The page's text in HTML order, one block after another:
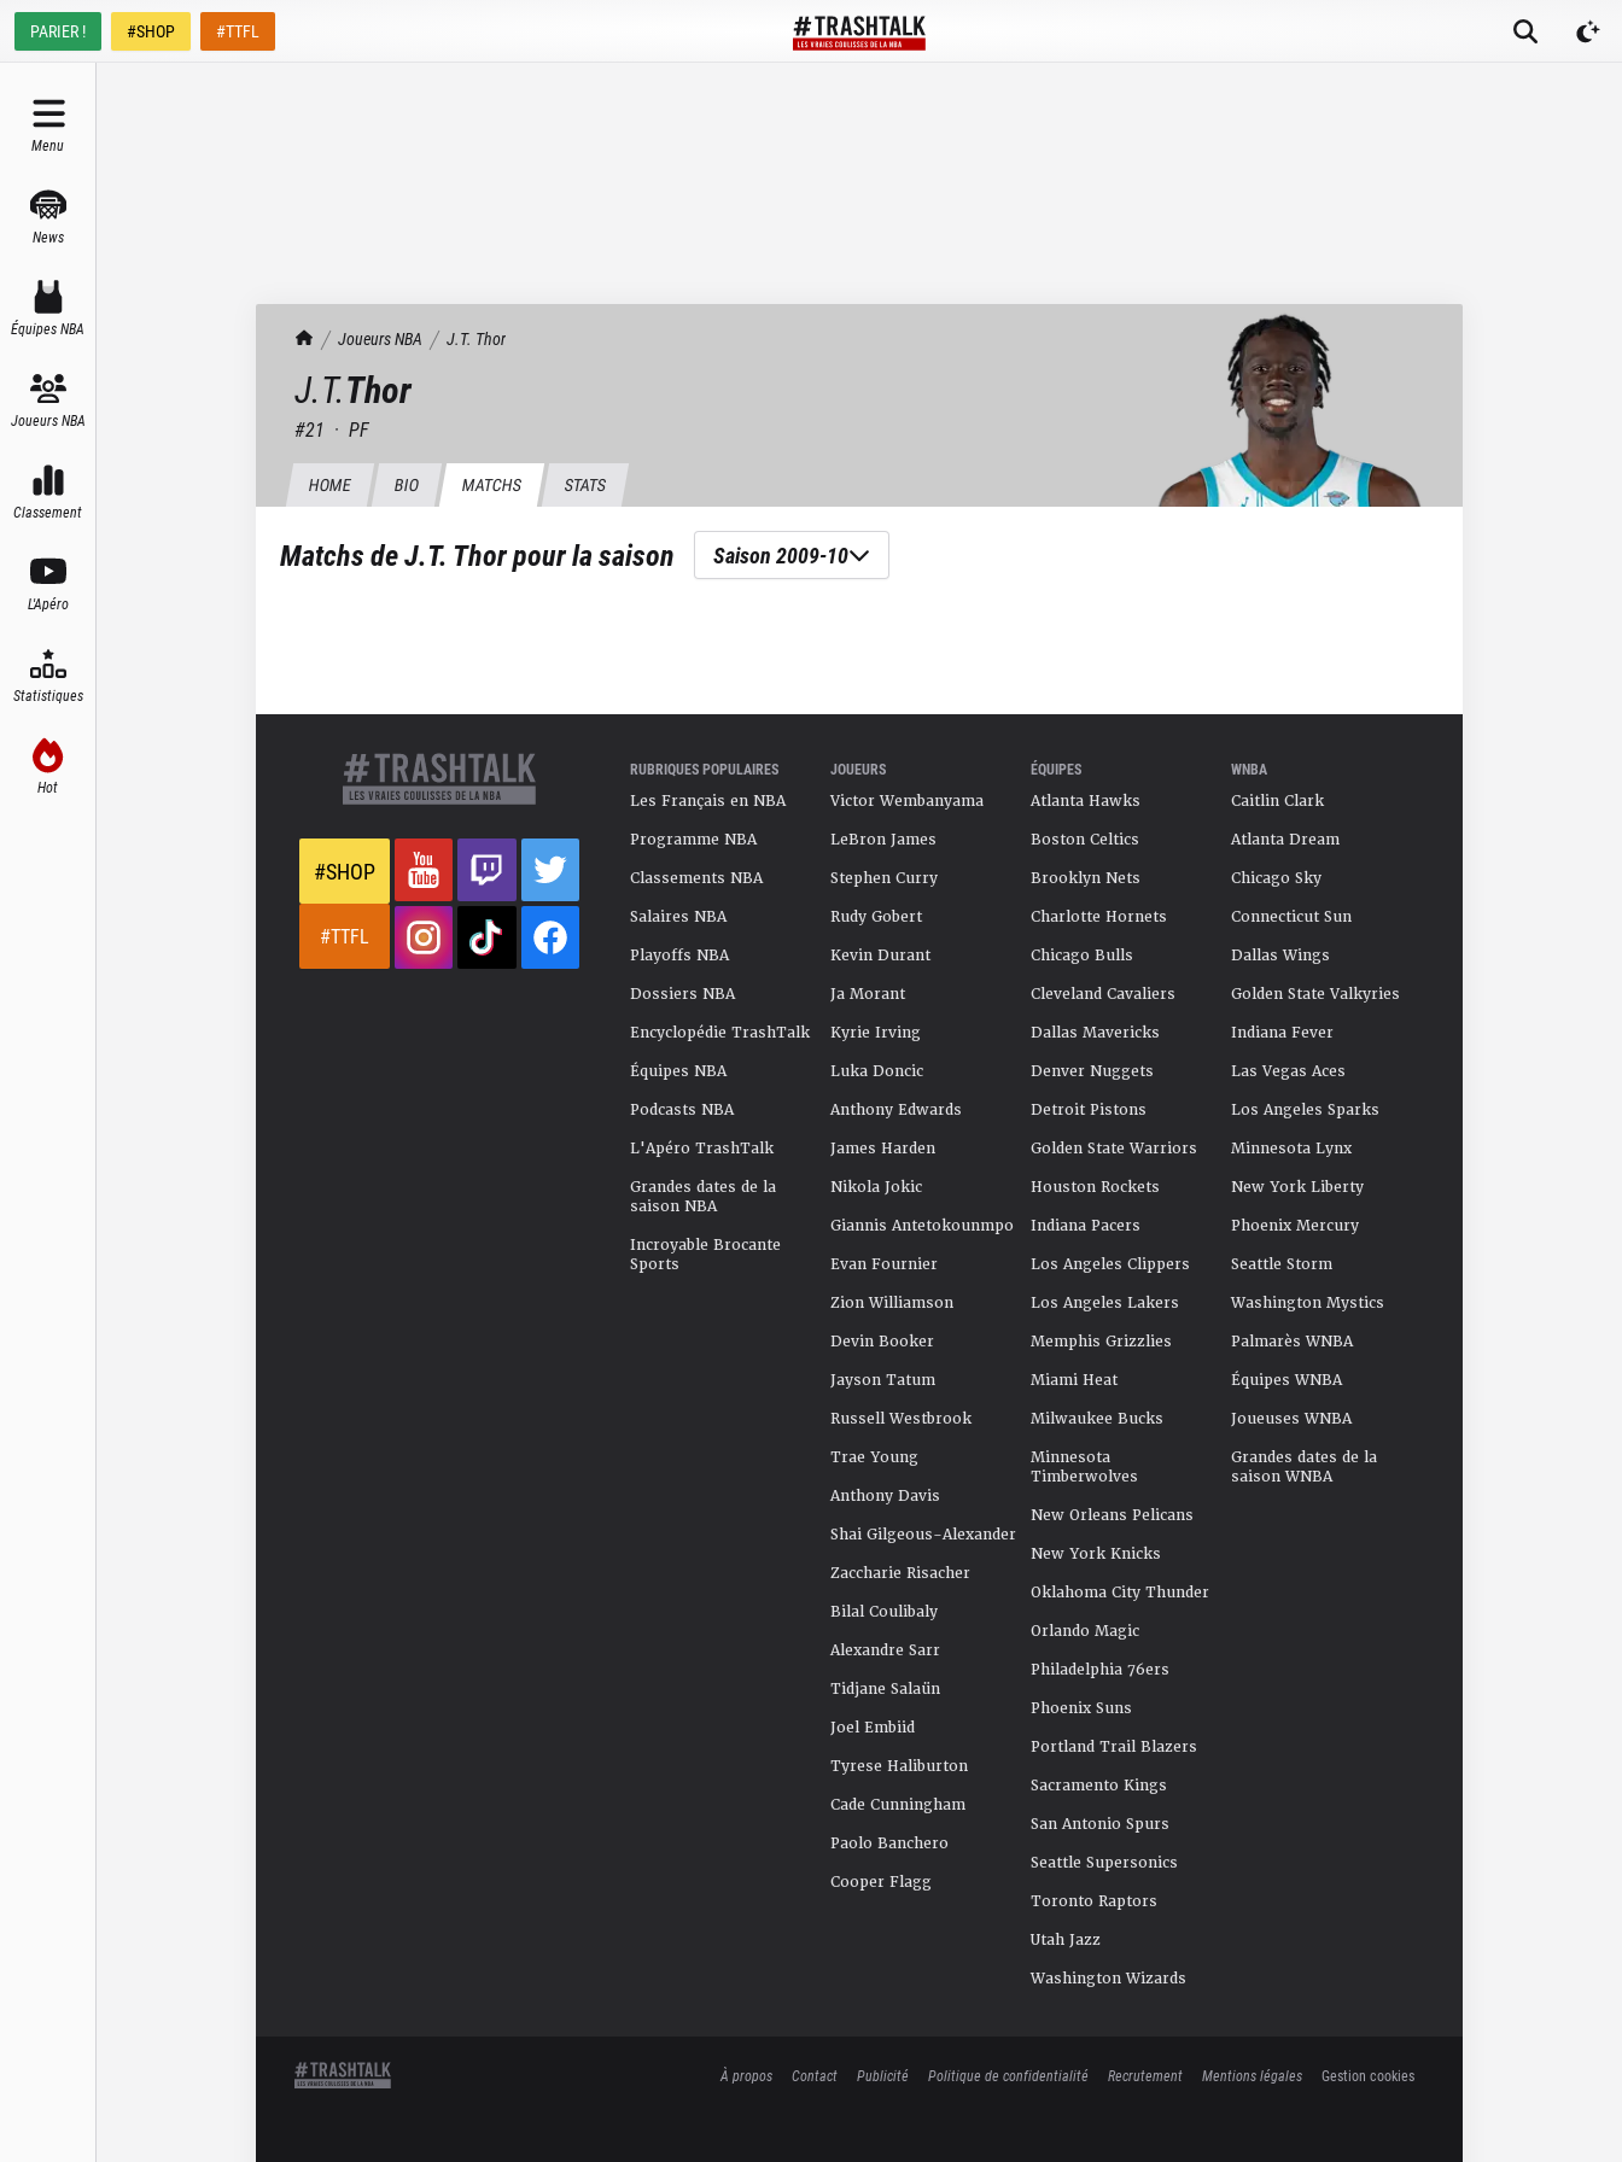
PARIER ! #SHOP #TTFL
Menu
News
Équipes NBA
Joueurs NBA
Classement
L'Apéro
Statistiques
Hot
TrashTalk Actu NBA
Joueurs NBA J.T. Thor
J.T.Thor
#21 · PF
HOME BIO MATCHS STATS
Matchs deJ.T. Thorpour la saison Saison 2009-10
#SHOP
#TTFL
RUBRIQUES POPULAIRES
Les Français en NBA
Programme NBA
Classements NBA
Salaires NBA
Playoffs NBA
Dossiers NBA
Encyclopédie TrashTalk
Équipes NBA
Podcasts NBA
L'Apéro TrashTalk
Grandes dates de la
saison NBA
Incroyable Brocante
Sports
JOUEURS
Victor Wembanyama
LeBron James
Stephen Curry
Rudy Gobert
Kevin Durant
Ja Morant
Kyrie Irving
Luka Doncic
Anthony Edwards
James Harden
Nikola Jokic
Giannis Antetokounmpo
Evan Fournier
Zion Williamson
Devin Booker
Jayson Tatum
Russell Westbrook
Trae Young
Anthony Davis
Shai Gilgeous-Alexander
Zaccharie Risacher
Bilal Coulibaly
Alexandre Sarr
Tidjane Salaün
Joel Embiid
Tyrese Haliburton
Cade Cunningham
Paolo Banchero
Cooper Flagg
ÉQUIPES
Atlanta Hawks
Boston Celtics
Brooklyn Nets
Charlotte Hornets
Chicago Bulls
Cleveland Cavaliers
Dallas Mavericks
Denver Nuggets
Detroit Pistons
Golden State Warriors
Houston Rockets
Indiana Pacers
Los Angeles Clippers
Los Angeles Lakers
Memphis Grizzlies
Miami Heat
Milwaukee Bucks
Minnesota
Timberwolves
New Orleans Pelicans
New York Knicks
Oklahoma City Thunder
Orlando Magic
Philadelphia 76ers
Phoenix Suns
Portland Trail Blazers
Sacramento Kings
San Antonio Spurs
Seattle Supersonics
Toronto Raptors
Utah Jazz
Washington Wizards
WNBA
Caitlin Clark
Atlanta Dream
Chicago Sky
Connecticut Sun
Dallas Wings
Golden State Valkyries
Indiana Fever
Las Vegas Aces
Los Angeles Sparks
Minnesota Lynx
New York Liberty
Phoenix Mercury
Seattle Storm
Washington Mystics
Palmarès WNBA
Équipes WNBA
Joueuses WNBA
Grandes dates de la
saison WNBA
À propos Contact Publicité Politique de confidentialité Recrutement Mentions légales Gestion cookies